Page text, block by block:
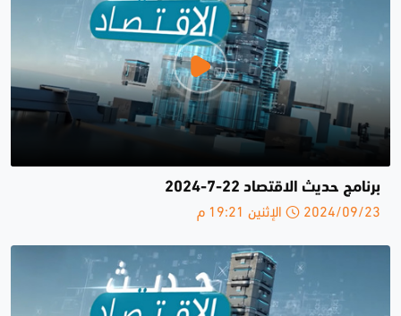
برنامج حديث الاقتصاد 22-7-2024
2024/09/23 الإثنين 19:21 م